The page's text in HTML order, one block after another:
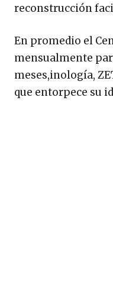
reconstrucción
En promedio el
mensualmente
meses,inología,
que entorpece su